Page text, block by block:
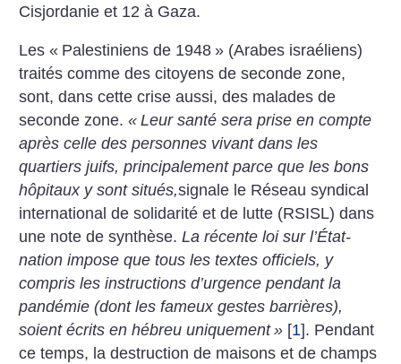
Cisjordanie et 12 à Gaza.
Les « Palestiniens de 1948 » (Arabes israéliens)
traités comme des citoyens de seconde zone,
sont, dans cette crise aussi, des malades de
seconde zone.« Leur santé sera prise en compte
après celle des personnes vivant dans les
quartiers juifs, principalement parce que les bons
hôpitaux y sont situés,signale le Réseau syndical
international de solidarité et de lutte (RSISL) dans
une note de synthèse.La récente loi sur l’État-
nation impose que tous les textes officiels, y
compris les instructions d’urgence pendant la
pandémie (dont les fameux gestes barrières),
soient écrits en hébreu uniquement » [1]. Pendant
ce temps, la destruction de maisons et de champs